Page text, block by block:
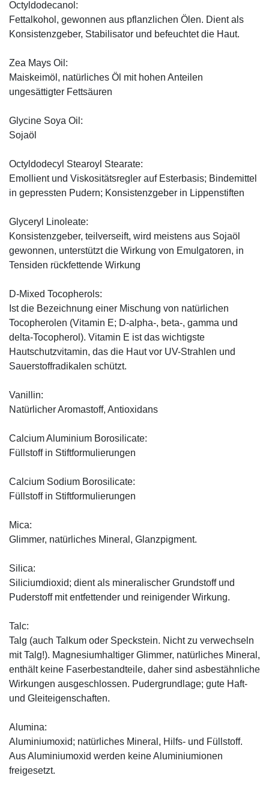
Octyldodecanol:
Fettalkohol, gewonnen aus pflanzlichen Ölen. Dient als
Konsistenzgeber, Stabilisator und befeuchtet die Haut.
Zea Mays Oil:
Maiskeimöl, natürliches Öl mit hohen Anteilen
ungesättigter Fettsäuren
Glycine Soya Oil:
Sojaöl
Octyldodecyl Stearoyl Stearate:
Emollient und Viskositätsregler auf Esterbasis; Bindemittel
in gepressten Pudern; Konsistenzgeber in Lippenstiften
Glyceryl Linoleate:
Konsistenzgeber, teilverseift, wird meistens aus Sojaöl
gewonnen, unterstützt die Wirkung von Emulgatoren, in
Tensiden rückfettende Wirkung
D-Mixed Tocopherols:
Ist die Bezeichnung einer Mischung von natürlichen
Tocopherolen (Vitamin E; D-alpha-, beta-, gamma und
delta-Tocopherol). Vitamin E ist das wichtigste
Hautschutzvitamin, das die Haut vor UV-Strahlen und
Sauerstoffradikalen schützt.
Vanillin:
Natürlicher Aromastoff, Antioxidans
Calcium Aluminium Borosilicate:
Füllstoff in Stiftformulierungen
Calcium Sodium Borosilicate:
Füllstoff in Stiftformulierungen
Mica:
Glimmer, natürliches Mineral, Glanzpigment.
Silica:
Siliciumdioxid; dient als mineralischer Grundstoff und
Puderstoff mit entfettender und reinigender Wirkung.
Talc:
Talg (auch Talkum oder Speckstein. Nicht zu verwechseln
mit Talg!). Magnesiumhaltiger Glimmer, natürliches Mineral,
enthält keine Faserbestandteile, daher sind asbestähnliche
Wirkungen ausgeschlossen. Pudergrundlage; gute Haft-
und Gleiteigenschaften.
Alumina:
Aluminiumoxid; natürliches Mineral, Hilfs- und Füllstoff.
Aus Aluminiumoxid werden keine Aluminiumionen
freigesetzt.